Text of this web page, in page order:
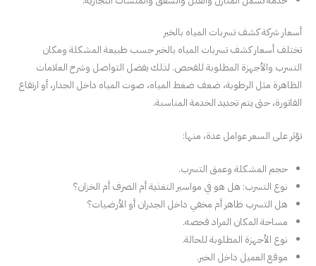
أسعار شركة كشف تسربات المياه بالخبر
تختلف أسعار كشف تسربات المياه بالخبر حسب طبيعة المشكلة ومكان
التسرب والأجهزة المطلوبة للفحص. لذلك يفضل التواصل وشرح العلامات
الظاهرة مثل الرطوبة، ضعف ضغط المياه، صوت المياه داخل الجدار، أو ارتفاع
الفاتورة، حتى يتم تحديد الخدمة المناسبة.
تؤثر على السعر عوامل عدة، منها:
حجم المشكلة وعمق التسرب.
نوع التسرب: هل هو في مواسير التغذية أم الصرف أم الخزان؟
هل التسرب ظاهر أم مخفي داخل الجدران أو الأرضيات؟
مساحة المكان المراد فحصه.
نوع الأجهزة المطلوبة للحالة.
موقع العميل داخل الخبر.